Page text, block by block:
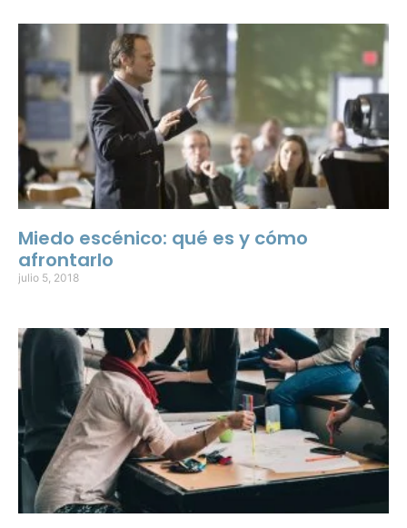
Miedo escénico: qué es y cómo
afrontarlo
julio 5, 2018